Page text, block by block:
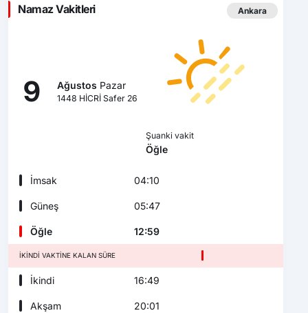
Namaz Vakitleri Ankara
9 Ağustos Pazar
1448 HİCRİ Safer 26
Şuanki vakit
Öğle
İmsak 04:10
Güneş 05:47
Öğle 12:59
İKINDI VAKTINE KALAN SÜRE
İkindi 16:49
Akşam 20:01